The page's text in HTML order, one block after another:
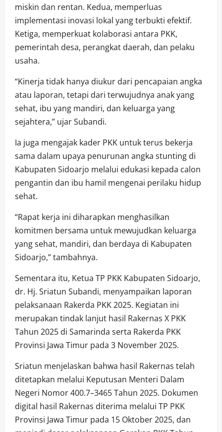
miskin dan rentan. Kedua, memperluas
implementasi inovasi lokal yang terbukti efektif.
Ketiga, memperkuat kolaborasi antara PKK,
pemerintah desa, perangkat daerah, dan pelaku
usaha.
“Kinerja tidak hanya diukur dari pencapaian angka
atau laporan, tetapi dari terwujudnya anak yang
sehat, ibu yang mandiri, dan keluarga yang
sejahtera,” ujar Subandi.
Ia juga mengajak kader PKK untuk terus bekerja
sama dalam upaya penurunan angka stunting di
Kabupaten Sidoarjo melalui edukasi kepada calon
pengantin dan ibu hamil mengenai perilaku hidup
sehat.
“Rapat kerja ini diharapkan menghasilkan
komitmen bersama untuk mewujudkan keluarga
yang sehat, mandiri, dan berdaya di Kabupaten
Sidoarjo,” tambahnya.
Sementara itu, Ketua TP PKK Kabupaten Sidoarjo,
dr. Hj. Sriatun Subandi, menyampaikan laporan
pelaksanaan Rakerda PKK 2025. Kegiatan ini
merupakan tindak lanjut hasil Rakernas X PKK
Tahun 2025 di Samarinda serta Rakerda PKK
Provinsi Jawa Timur pada 3 November 2025.
Sriatun menjelaskan bahwa hasil Rakernas telah
ditetapkan melalui Keputusan Menteri Dalam
Negeri Nomor 400.7–3465 Tahun 2025. Dokumen
digital hasil Rakernas diterima melalui TP PKK
Provinsi Jawa Timur pada 15 Oktober 2025, dan